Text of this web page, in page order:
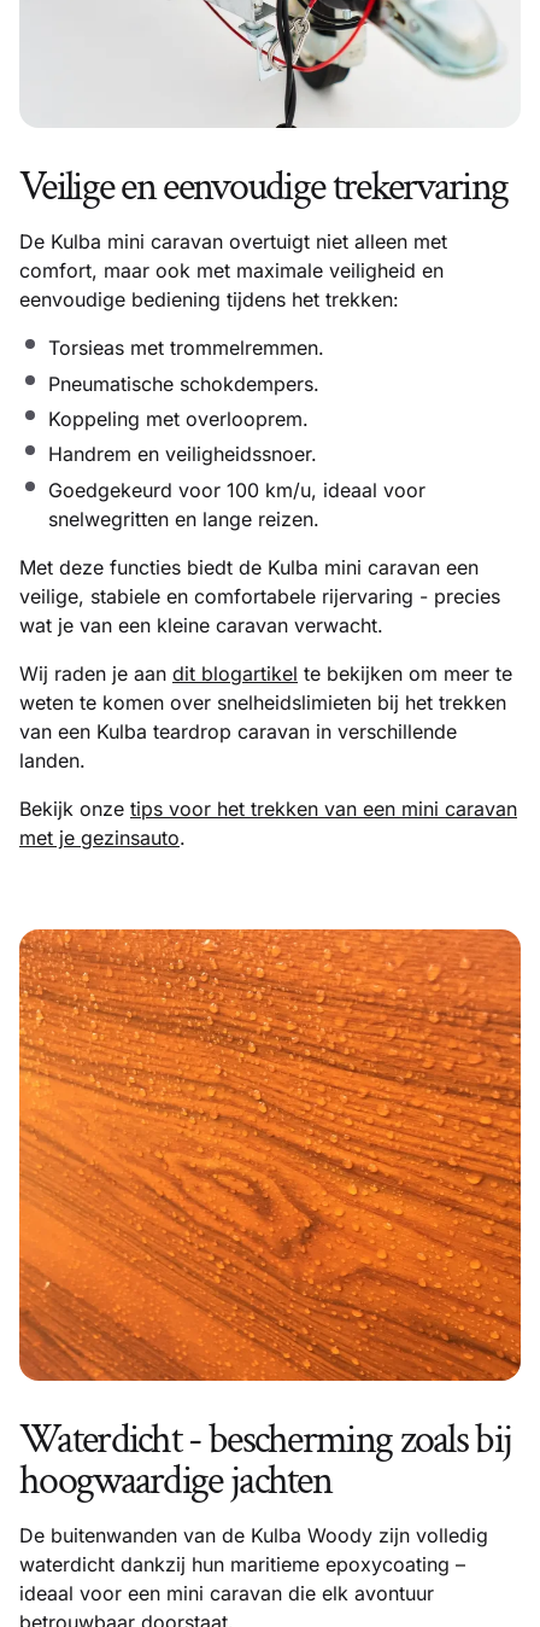
Veilige en eenvoudige trekervaring
De Kulba mini caravan overtuigt niet alleen met
comfort, maar ook met maximale veiligheid en
eenvoudige bediening tijdens het trekken:
Torsieas met trommelremmen.
Pneumatische schokdempers.
Koppeling met overlooprem.
Handrem en veiligheidssnoer.
Goedgekeurd voor 100 km/u, ideaal voor
snelwegritten en lange reizen.
Met deze functies biedt de Kulba mini caravan een
veilige, stabiele en comfortabele rijervaring - precies
wat je van een kleine caravan verwacht.
Wij raden je aan dit blogartikel te bekijken om meer te
weten te komen over snelheidslimieten bij het trekken
van een Kulba teardrop caravan in verschillende
landen.
Bekijk onze tips voor het trekken van een mini caravan
met je gezinsauto.
Waterdicht - bescherming zoals bij
hoogwaardige jachten
De buitenwanden van de Kulba Woody zijn volledig
waterdicht dankzij hun maritieme epoxycoating –
ideaal voor een mini caravan die elk avontuur
betrouwbaar doorstaat.